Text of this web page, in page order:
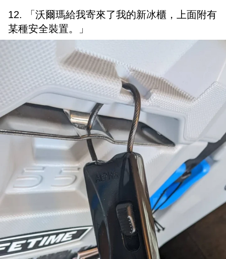
12. 「沃爾瑪給我寄來了我的新冰櫃，上面附有
某種安全裝置。」